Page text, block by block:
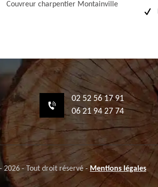
Couvreur charpentier Montainville
02 52 56 17 91
06 21 94 27 74
2026 - Tout droit réservé - Mentions légales